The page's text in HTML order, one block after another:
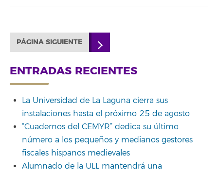
PÁGINA SIGUIENTE
ENTRADAS RECIENTES
La Universidad de La Laguna cierra sus
instalaciones hasta el próximo 25 de agosto
“Cuadernos del CEMYR” dedica su último
número a los pequeños y medianos gestores
fiscales hispanos medievales
Alumnado de la ULL mantendrá una